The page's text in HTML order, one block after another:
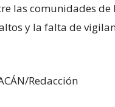
las comunidades de
y la falta de
Redacción